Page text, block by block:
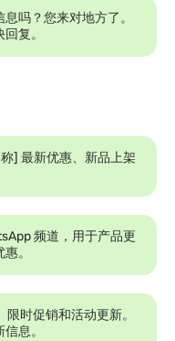
吗？您来对地方了。
复。
] 最新优惠、新品上架
频道，用于产品更
。
时促销和活动更新。
息。